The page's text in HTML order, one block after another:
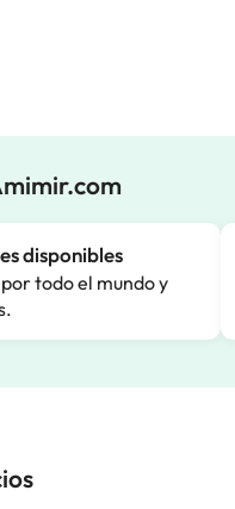
disponibles
todo el mundo y